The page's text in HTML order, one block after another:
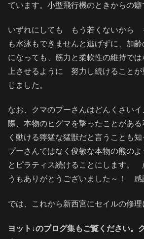
ています。小型飛行機のときからの癖
いずれにしても もう若くないから
も水泳もできませんと逃げずに、加
になっても、筋力と柔軟性の維持で
上させるように 努力し続けること
じました。
なお、クマのプーさんはどんくさい
際、本物のヒグマを撃ったことがあ
く動ける獰猛な猛獣だと言うことも
プーさんではなく俊敏な本物の熊の
とピラティス続けることにします。
うもありがとうございました～！ 感
では、これから新西宮にセイルの修理
ヨット↓のブログ集もご覧ください。